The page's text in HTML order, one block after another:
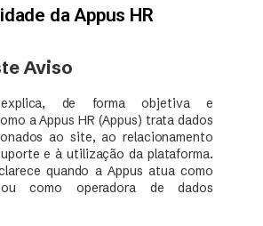
da Appus HR
Aviso
de forma objetiva e
a Appus HR (Appus) trata dados
ao site, ao relacionamento
e à utilização da plataforma.
quando a Appus atua como
como operadora de dados